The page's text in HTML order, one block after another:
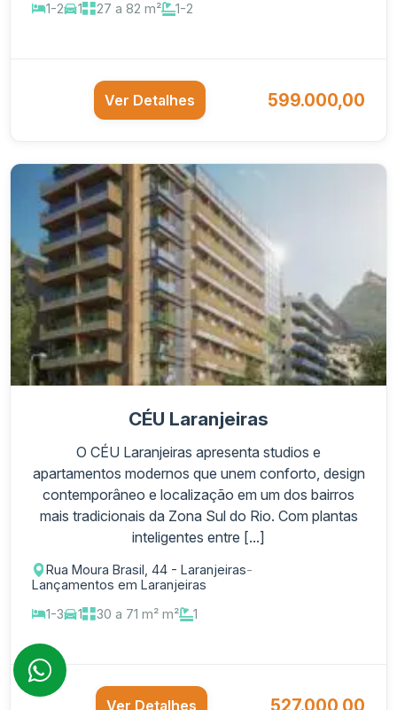
1-2
1 27 a 82 m² 1-2
Ver Detalhes 599.000,00
CÉU Laranjeiras
O CÉU Laranjeiras apresenta studios e
apartamentos modernos que unem conforto, design
contemporâneo e localização em um dos bairros
mais tradicionais da Zona Sul do Rio. Com plantas
inteligentes entre [...]
Rua Moura Brasil, 44 - Laranjeiras-
Lançamentos em Laranjeiras
1-3
1 30 a 71 m² m² 1
Ver Detalhes